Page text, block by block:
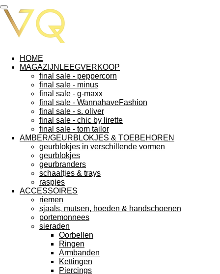
Ga
direct
naar
HOME
MAGAZIJNLEEGVERKOOP
final sale - peppercorn
final sale - minus
final sale - g-maxx
final sale - WannahaveFashion
final sale - s. oliver
final sale - chic by lirette
final sale - tom tailor
AMBER/GEURBLOKJES & TOEBEHOREN
geurblokjes in verschillende vormen
geurblokjes
geurbranders
schaaltjes & trays
raspjes
ACCESSOIRES
riemen
sjaals, mutsen, hoeden & handschoenen
portemonnees
sieraden
Oorbellen
Ringen
Armbanden
Kettingen
Piercings